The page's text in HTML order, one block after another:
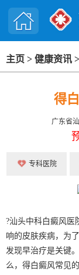
主页 > 健康资讯 >
得
广东省
专科医院
?汕头中科白癜风医
响的皮肤疾病，为
发现早治疗是关键
么，得白癜风常见